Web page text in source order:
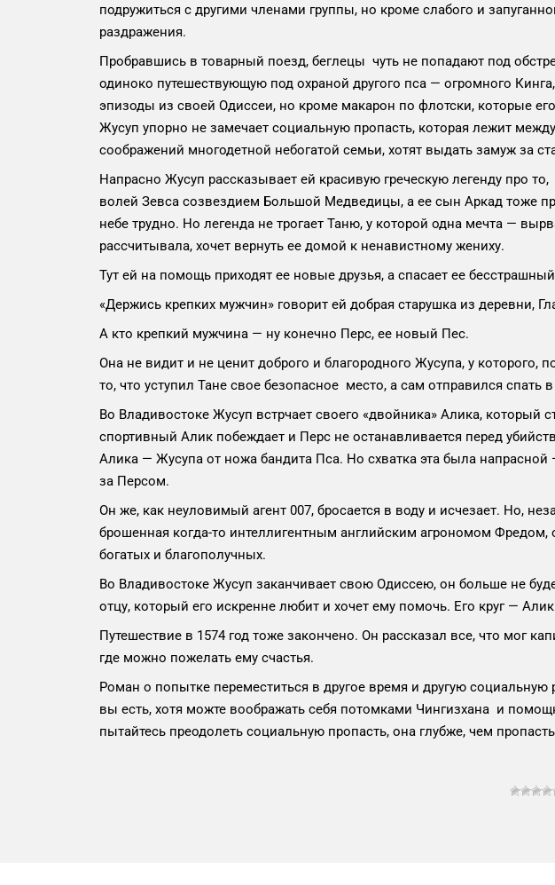
подружиться с другими членами группы, но кроме слабого и
раздражения.
Пробравшись в товарный поезд, беглецы чуть не попадают под
одиноко путешествующую под охраной другого пса — огромного
эпизоды из своей Одиссеи, но кроме макарон по флотски, которые
Жусуп упорно не замечает социальную пропасть, которая лежит
соображений многодетной небогатой семьи, хотят выдать замуж за
Напрасно Жусуп рассказывает ей красивую греческую легенду про
волей Зевса созвездием Большой Медведицы, а ее сын Аркад тоже
небе трудно. Но легенда не трогает Таню, у которой одна мечта —
рассчитывала, хочет вернуть ее домой к ненавистному жениху.
Тут ей на помощь приходят ее новые друзья, а спасает ее
«Держись крепких мужчин» говорит ей добрая старушка из деревни,
А кто крепкий мужчина — ну конечно Перс, ее новый Пес.
Она не видит и не ценит доброго и благородного Жусупа, у
то, что уступил Тане свое безопасное место, а сам отправился
Во Владивостоке Жусуп встрчает своего «двойника» Алика, который
спортивный Алик побеждает и Перс не останавливается перед
Алика — Жусупа от ножа бандита Пса. Но схватка эта была
за Персом.
Он же, как неуловимый агент 007, бросается в воду и исчезает. Но,
брошенная когда-то интеллигентным английским агрономом
богатых и благополучных.
Во Владивостоке Жусуп заканчивает свою Одиссею, он больше не
отцу, который его искренне любит и хочет ему помочь. Его круг — Алик
Путешествие в 1574 год тоже закончено. Он рассказал все, что мог
где можно пожелать ему счастья.
Роман о попытке переместиться в другое время и другую
вы есть, хотя можте воображать себя потомками Чингизхана и
пытайтесь преодолеть социальную пропасть, она глубже, чем